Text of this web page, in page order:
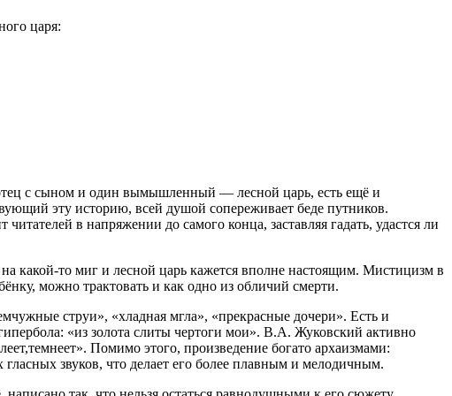
царя:
с сыном и один вымышленный — лесной царь, есть ещё и
эту историю, всей душой сопереживает беде путников.
в напряжении до самого конца, заставляя гадать, удастся ли
какой-то миг и лесной царь кажется вполне настоящим. Мистицизм в
можно трактовать и как одно из обличий смерти.
струи», «хладная мгла», «прекрасные дочери». Есть и
«из золота слиты чертоги мои». В.А. Жуковский активно
Помимо этого, произведение богато архаизмами:
звуков, что делает его более плавным и мелодичным.